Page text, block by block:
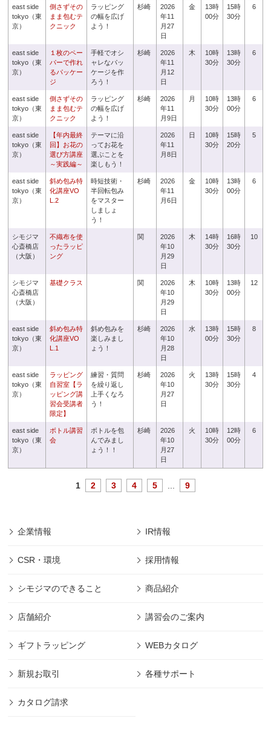
east side
tokyo（東
京）
倒さずその
まま包むテ
クニック
ラッピング
の幅を広げ
よう！
杉崎
2026
年11
月27
日
金
13時
00分
15時
30分
6
east side
tokyo（東
京）
１枚のペー
パーで作れ
るパッケー
ジ
手軽でオシ
ャレなパッ
ケージを作
ろう！
杉崎
2026
年11
月12
日
木
10時
30分
13時
30分
6
east side
tokyo（東
京）
倒さずその
まま包むテ
クニック
ラッピング
の幅を広げ
よう！
杉崎
2026
年11
月9日
月
10時
30分
13時
00分
6
east side
tokyo（東
京）
【年内最終
回】お花の
選び方講座
～実践編～
テーマに沿
ってお花を
選ぶことを
楽しもう！
2026
年11
月8日
日
10時
30分
15時
20分
5
east side
tokyo（東
京）
斜め包み特
化講座VO
L.2
時短技術・
半回転包み
をマスター
しましょ
う！
杉崎
2026
年11
月6日
金
10時
30分
13時
00分
6
シモジマ
心斎橋店
（大阪）
不織布を使
ったラッピ
ング
関
2026
年10
月29
日
木
14時
30分
16時
30分
10
シモジマ
心斎橋店
（大阪）
基礎クラス 関
2026
年10
月29
日
木
10時
30分
13時
00分
12
east side
tokyo（東
京）
斜め包み特
化講座VO
L.1
斜め包みを
楽しみまし
ょう！
杉崎
2026
年10
月28
日
水
13時
00分
15時
30分
8
east side
tokyo（東
京）
ラッピング
自習室【ラ
ッピング講
習会受講者
限定】
練習・質問
を繰り返し
上手くなろ
う！
杉崎
2026
年10
月27
日
火
13時
30分
15時
30分
4
east side
tokyo（東
京）
ボトル講習
会
ボトルを包
んでみまし
ょう！！
杉崎
2026
年10
月27
日
火
10時
30分
12時
00分
6
1 2 3 4 5 9
企業情報 IR情報
CSR・環境 採用情報
シモジマのできること 商品紹介
店舗紹介 講習会のご案内
ギフトラッピング WEBカタログ
新規お取引 各種サポート
カタログ請求